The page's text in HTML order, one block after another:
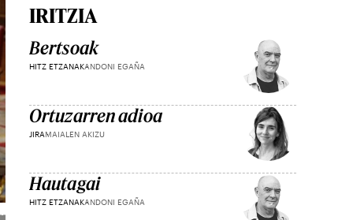
IRITZIA
Bertsoak
HITZ ETZANAKANDONI EGAÑA
Ortuzarren adioa
JIRAMAIALEN AKIZU
Hautagai
HITZ ETZANAKANDONI EGAÑA